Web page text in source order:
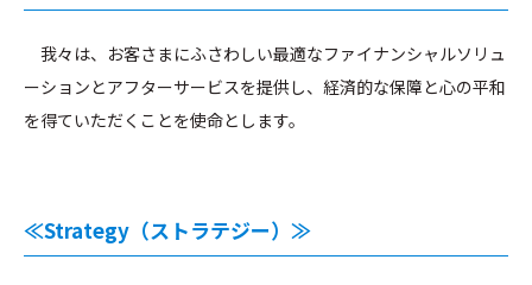
我々は、お客さまにふさわしい最適なファイナンシャルソリュ
ーションとアフターサービスを提供し、経済的な保障と心の平和
を得ていただくことを使命とします。
≪Strategy（ストラテジー）≫